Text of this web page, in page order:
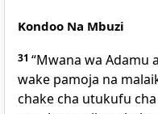
Kondoo Na Mbuzi
31 “Mwana wa
wake pamoja na
chake cha utukufu cha